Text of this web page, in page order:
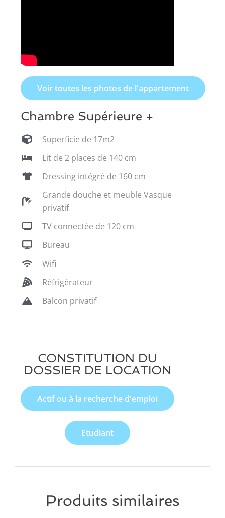
Voir toutes les photos de l'appartement
Chambre Supérieure +
Superficie de 17m2
Lit de 2 places de 140 cm
Dressing intégré de 160 cm
Grande douche et meuble Vasque
privatif
TV connectée de 120 cm
Bureau
Wifi
Réfrigérateur
Balcon privatif
CONSTITUTION DU
DOSSIER DE LOCATION
Actif ou à la recherche d'emploi
Etudiant
Produits similaires